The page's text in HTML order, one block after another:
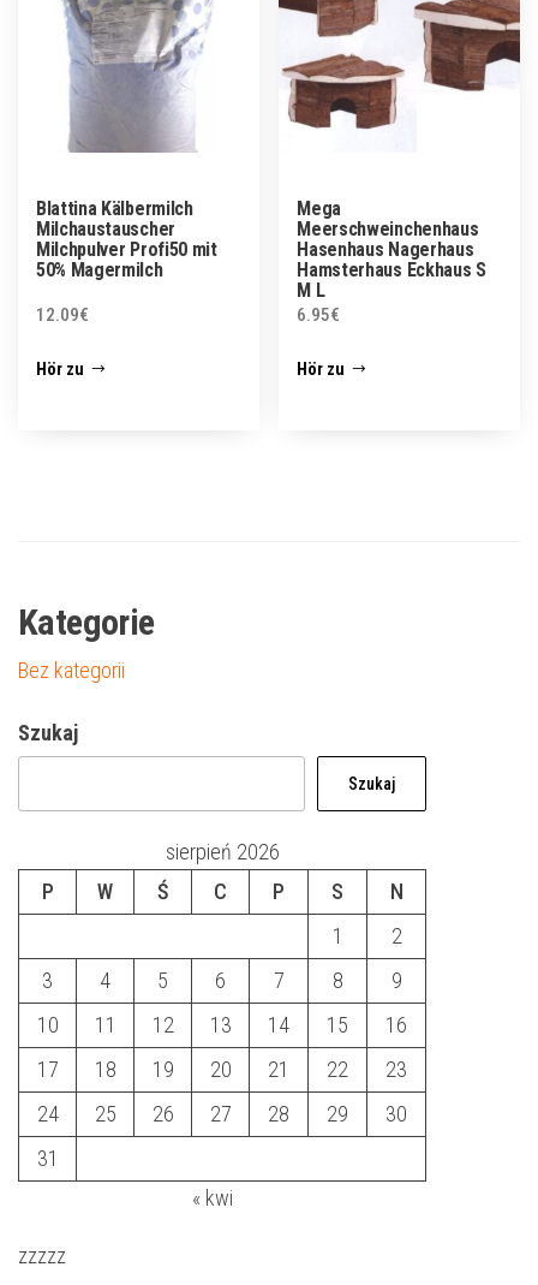
Blattina Kälbermilch
Milchaustauscher
Milchpulver Profi50 mit
50% Magermilch
12.09€
Hör zu
Mega
Meerschweinchenhaus
Hasenhaus Nagerhaus
Hamsterhaus Eckhaus S
M L
6.95€
Hör zu
Kategorie
Bez kategorii
Szukaj
Szukaj
sierpień 2026
P
W Ś C P S
N
1
2
3
4 5 6 7 8
9
10
11 12 13 14 15
16
17
18 19 20 21 22
23
24
25 26 27 28 29
30
31
« kwi
zzzzz